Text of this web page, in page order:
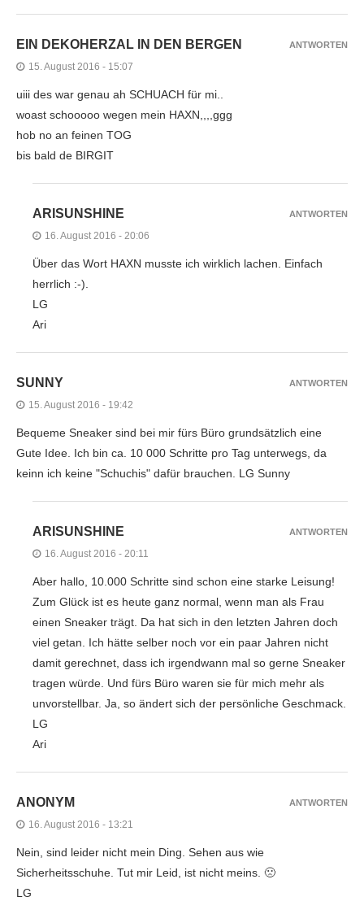
EIN DEKOHERZAL IN DEN BERGEN
15. August 2016 - 15:07
uiii des war genau ah SCHUACH für mi..
woast schooooo wegen mein HAXN,,,,ggg
hob no an feinen TOG
bis bald de BIRGIT
ANTWORTEN
ARISUNSHINE
16. August 2016 - 20:06
Über das Wort HAXN musste ich wirklich lachen. Einfach
herrlich :-).
LG
Ari
ANTWORTEN
SUNNY
15. August 2016 - 19:42
Bequeme Sneaker sind bei mir fürs Büro grundsätzlich eine
Gute Idee. Ich bin ca. 10 000 Schritte pro Tag unterwegs, da
keinn ich keine "Schuchis" dafür brauchen. LG Sunny
ANTWORTEN
ARISUNSHINE
16. August 2016 - 20:11
Aber hallo, 10.000 Schritte sind schon eine starke Leisung!
Zum Glück ist es heute ganz normal, wenn man als Frau
einen Sneaker trägt. Da hat sich in den letzten Jahren doch
viel getan. Ich hätte selber noch vor ein paar Jahren nicht
damit gerechnet, dass ich irgendwann mal so gerne Sneaker
tragen würde. Und fürs Büro waren sie für mich mehr als
unvorstellbar. Ja, so ändert sich der persönliche Geschmack.
LG
Ari
ANTWORTEN
ANONYM
16. August 2016 - 13:21
Nein, sind leider nicht mein Ding. Sehen aus wie
Sicherheitsschuhe. Tut mir Leid, ist nicht meins. 🙁
LG
ANTWORTEN